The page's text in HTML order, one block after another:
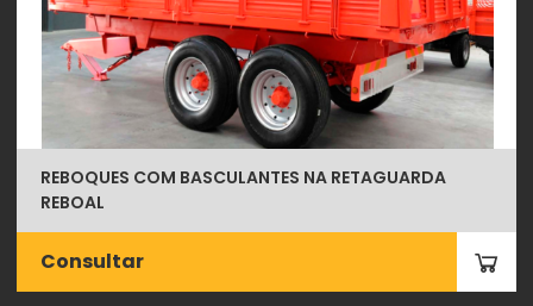
REBOQUES COM BASCULANTES NA RETAGUARDA
REBOAL
Consultar